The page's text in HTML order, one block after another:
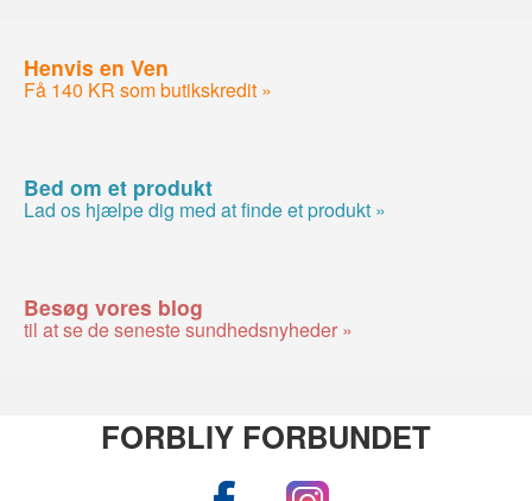
Henvis en Ven
Få 140 KR som butikskredit »
Bed om et produkt
Lad os hjælpe dig med at finde et produkt »
Besøg vores blog
til at se de seneste sundhedsnyheder »
FORBLIY FORBUNDET